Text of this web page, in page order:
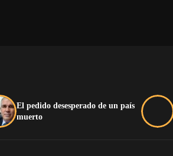
El pedido desesperado de un país
muerto